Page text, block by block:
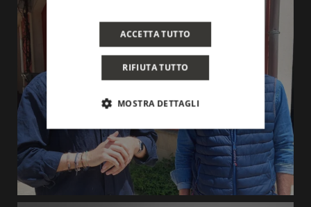
ACCETTA TUTTO
RIFIUTA TUTTO
MOSTRA DETTAGLI